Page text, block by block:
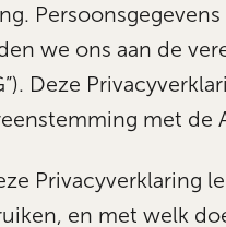
we ons aan de
Deze
met de
Privacyverklaring
en met welk